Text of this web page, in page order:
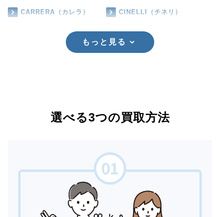
CARRERA（カレラ） CINELLI（チネリ）
もっと見る
選べる3つの買取方法